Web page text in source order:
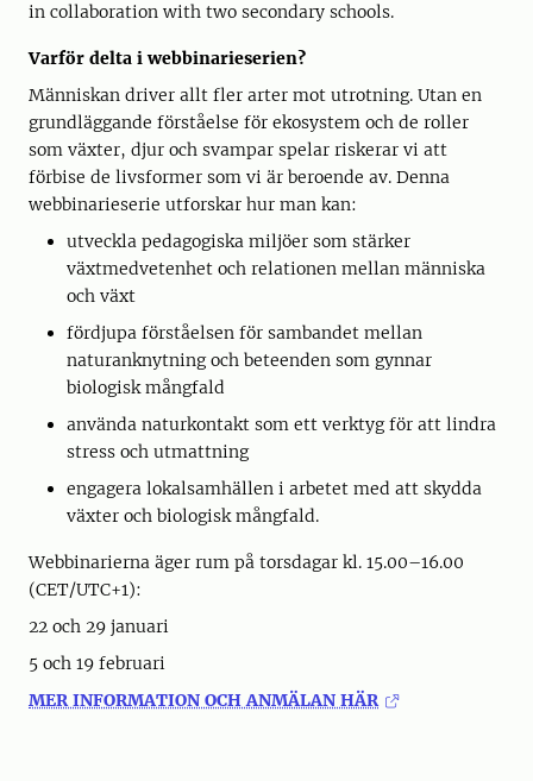
in collaboration with two secondary schools.
Varför delta i webbinarieserien?
Människan driver allt fler arter mot utrotning. Utan en
grundläggande förståelse för ekosystem och de roller
som växter, djur och svampar spelar riskerar vi att
förbise de livsformer som vi är beroende av. Denna
webbinarieserie utforskar hur man kan:
utveckla pedagogiska miljöer som stärker
växtmedvetenhet och relationen mellan människa
och växt
fördjupa förståelsen för sambandet mellan
naturanknytning och beteenden som gynnar
biologisk mångfald
använda naturkontakt som ett verktyg för att lindra
stress och utmattning
engagera lokalsamhällen i arbetet med att skydda
växter och biologisk mångfald.
Webbinarierna äger rum på torsdagar kl. 15.00–16.00
(CET/UTC+1):
22 och 29 januari
5 och 19 februari
MER INFORMATION OCH ANMÄLAN HÄR